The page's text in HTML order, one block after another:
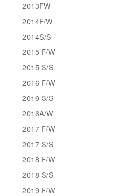
2013FW
2014F/W
2014S/S
2015 F/W
2015 S/S
2016 F/W
2016 S/S
2016A/W
2017 F/W
2017 S/S
2018 F/W
2018 S/S
2019 F/W